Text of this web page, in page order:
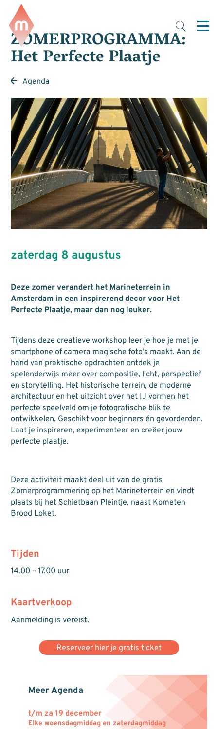
ZOMERPROGRAMMA:
Het Perfecte Plaatje
Agenda
zaterdag 8 augustus
Deze zomer verandert het Marineterrein in
Amsterdam in een inspirerend decor voor Het
Perfecte Plaatje, maar dan nog leuker.
Tijdens deze creatieve workshop leer je hoe je met je
smartphone of camera magische foto’s maakt. Aan de
hand van praktische opdrachten ontdek je
spelenderwijs meer over compositie, licht, perspectief
en storytelling. Het historische terrein, de moderne
architectuur en het uitzicht over het IJ vormen het
perfecte speelveld om je fotografische blik te
ontwikkelen. Geschikt voor beginners én gevorderden.
Laat je inspireren, experimenteer en creëer jouw
perfecte plaatje.
Deze activiteit maakt deel uit van de gratis
Zomerprogrammering op het Marineterrein en vindt
plaats bij het Schietbaan Pleintje, naast Kometen
Brood Loket.
Tijden
14.00 – 17.00 uur
Kaartverkoop
Aanmelding is vereist.
Reserveer hier je gratis ticket
Meer Agenda
t/m za 19 december
Elke woensdagmiddag en zaterdagmiddag